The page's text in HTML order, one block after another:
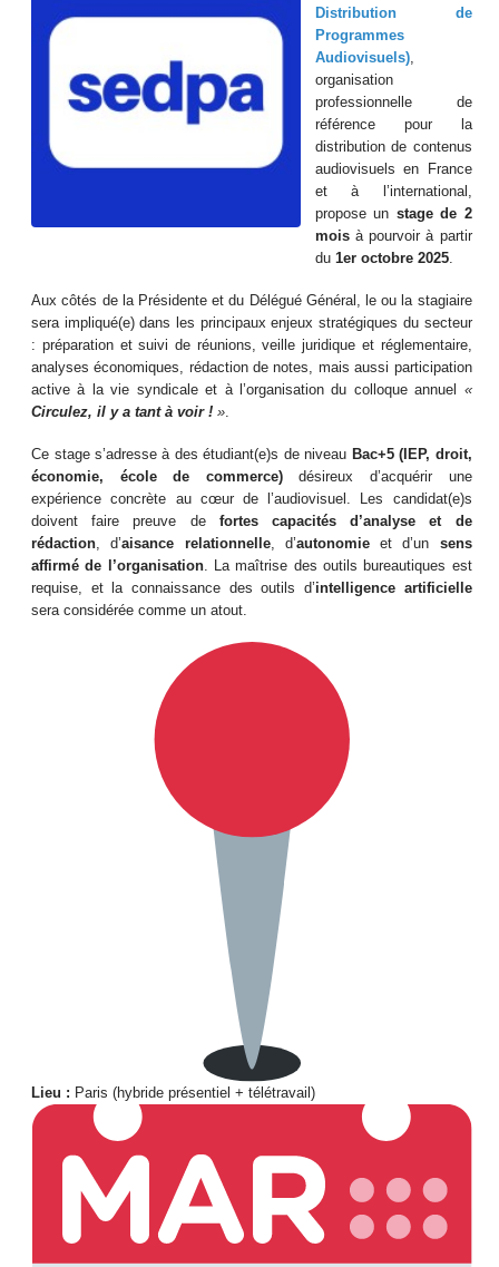
Distribution de
Programmes
Audiovisuels),
organisation
professionnelle de
référence pour la
distribution de contenus
audiovisuels en France
et à l’international,
propose un stage de 2
mois à pourvoir à partir
du1er octobre 2025.
Aux côtés de la Présidente et du Délégué Général, le ou la stagiaire
sera impliqué(e) dans les principaux enjeux stratégiques du secteur
: préparation et suivi de réunions, veille juridique et réglementaire,
analyses économiques, rédaction de notes, mais aussi participation
active à la vie syndicale et à l’organisation du colloque annuel «
Circulez, il y a tant à voir ! ».
Ce stage s’adresse à des étudiant(e)s de niveau Bac+5 (IEP, droit,
économie, école de commerce)désireux d’acquérir une
expérience concrète au cœur de l’audiovisuel. Les candidat(e)s
doivent faire preuve de fortes capacités d’analyse et de
rédaction, d’aisance relationnelle, d’autonomieet d’un sens
affirmé de l’organisation. La maîtrise des outils bureautiques est
requise, et la connaissance des outils d’intelligence artificielle
sera considérée comme un atout.
Lieu : Paris (hybride présentiel + télétravail)